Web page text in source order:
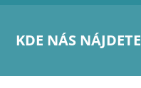
KDE NÁS NÁJDETE